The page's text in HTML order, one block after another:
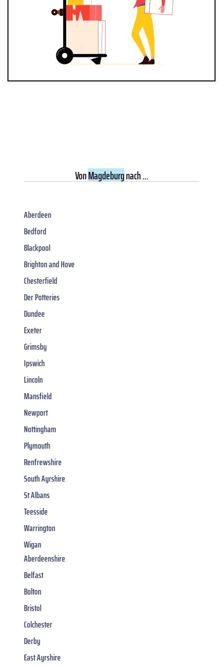
VonMagdeburgnach ...
Aberdeen
Bedford
Blackpool
Brighton and Hove
Chesterfield
Der Potteries
Dundee
Exeter
Grimsby
Ipswich
Lincoln
Mansfield
Newport
Nottingham
Plymouth
Renfrewshire
South Ayrshire
St Albans
Teesside
Warrington
Wigan
Aberdeenshire
Belfast
Bolton
Bristol
Colchester
Derby
East Ayrshire